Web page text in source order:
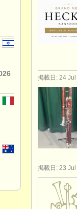
掲載日: 24
掲載日: 23